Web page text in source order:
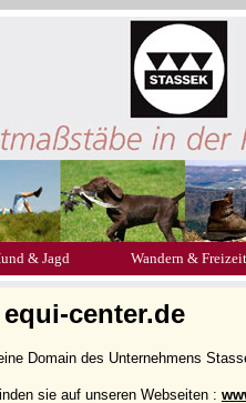
& Jagd Wandern & Freizeit
center.de
Domain des Unternehmens
sie auf unseren Webseiten :